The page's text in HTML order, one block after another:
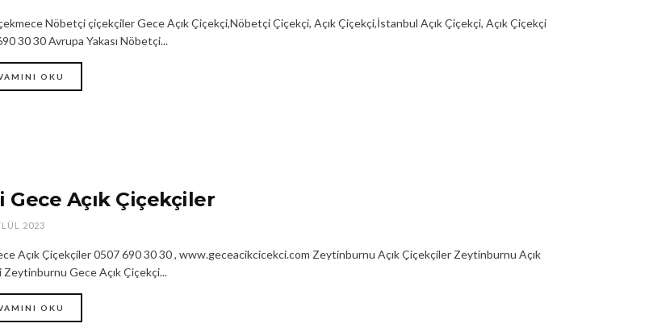
Nöbetçi çiçekçiler Gece Açık Çiçekçi,Nöbetçi Çiçekçi, Açık Çiçekçi,İstanbul Açık Çiçekçi, Açık Çiçekçi
30 30 Avrupa Yakası Nöbetçi...
OKU
Gece Açık Çiçekçiler
2023
Açık Çiçekçiler 0507 690 30 30 , www.geceacikcicekci.com Zeytinburnu Açık Çiçekçiler Zeytinburnu Açık
Zeytinburnu Gece Açık Çiçekçi...
OKU